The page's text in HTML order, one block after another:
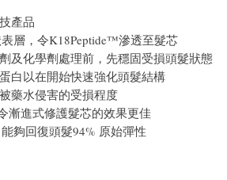
產品
層，令K18Peptide™滲透至髮芯
及化學劑處理前，先穩固受損頭髮狀態
白以在開始快速強化頭髮結構
藥水侵害的受損程度
漸進式修護髮芯的效果更佳
夠回復頭髮94% 原始彈性